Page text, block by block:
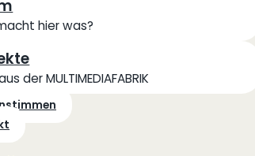
hier was?
der MULTIMEDIAFABRIK